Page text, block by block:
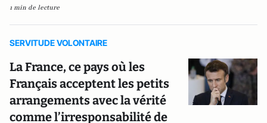
1 min de lecture
SERVITUDE VOLONTAIRE
La France, ce pays où les
Français acceptent les petits
arrangements avec la vérité
comme l’irresponsabilité de